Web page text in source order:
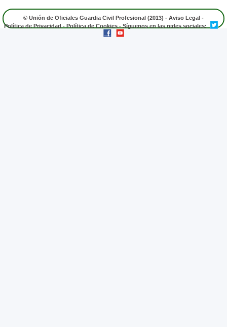
© Unión de Oficiales Guardia Civil Profesional (2013) - Aviso Legal -
Política de Privacidad - Política de Cookies - Síguenos en las redes sociales: